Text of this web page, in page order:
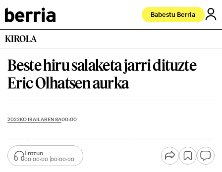
Babestu Berria
KIROLA
Beste hiru salaketa jarri dituzte
Eric Olhatsen aurka
2022KO IRAILAREN 8A00:00
Entzun
00:00:00 00:00:00